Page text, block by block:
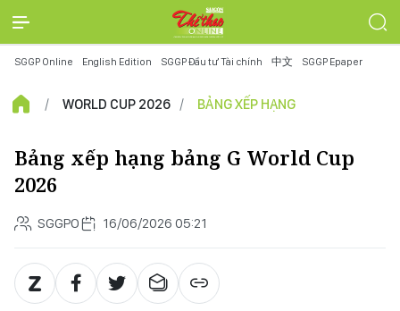
SGGP Online English Edition SGGP Đầu tư Tài chính 中文 SGGP Epaper
WORLD CUP 2026 BẢNG XẾP HẠNG
Bảng xếp hạng bảng G World Cup
2026
SGGPO 16/06/2026 05:21